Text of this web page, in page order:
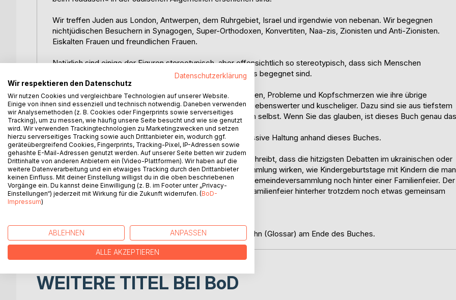
Wir treffen Juden aus London, Antwerpen, dem Ruhrgebiet, Israel und irgendwie von nebenan. Wir begegnen
nichtjüdischen Besuchern in Synagogen, Super-Orthodoxen, Konvertiten, Naa-zis, Zionisten und Anti-Zionisten.
Eiskalten Frauen und freundlichen Frauen.
Natürlich sind einige der Figuren stereotypisch, aber offensichtlich so stereotypisch, dass sich Menschen
wiedererkannt haben. Menschen, die dem Autoren niemals begegnet sind.
für Nichtjuden: Jüdische Familien haben die gleichen Sorgen, Probleme und Kopfschmerzen wie ihre übrige
Nachbarschaft – nur eben koscher und natürlich sehr viel liebenswerter und kuscheliger. Dazu sind sie aus tiefstem
Herzen religiös. Dass sie Klezmer hören, versteht sich von selbst. Wenn Sie das glauben, ist dieses Buch genau das
richtige für Sie.
Falls Sie das nicht annehmen: Überprüfen Sie Ihre progressive Haltung anhand dieses Buches.
für Juden: Es ist schon doch abgedroschen, wenn man schreibt, dass die hitzigsten Debatten im ukrainischen oder
italienischen Parlament gegenüber einer Gemeindeversammlung wirken, wie Kindergeburtstage mit Kindern die man
mit Beruhigungsmitteln vollgepumpt hat. Dabei steht die Gemeindeversammlung noch hinter einer Familienfeier. Der
einzige Unterschied scheint zu sein, dass man nach der Familienfeier hinterher trotzdem noch etwas gemeinsam
Begriffe aus dem jüdischen Leben erklärt der /das LexiKohn (Glossar) am Ende des Buches.
WEITERE TITEL BEI BoD
Datenschutzerklärung
Wir respektieren den Datenschutz
Wir nutzen Cookies und vergleichbare Technologien auf unserer Website.
Einige von ihnen sind essenziell und technisch notwendig. Daneben verwenden
wir Analysemethoden (z. B. Cookies oder Fingerprints sowie serverseitiges
Tracking), um zu messen, wie häufig unsere Seite besucht und wie sie genutzt
wird. Wir verwenden Trackingtechnologien zu Marketingzwecken und setzen
hierzu serverseitiges Tracking sowie auch Drittanbieter ein, wodurch ggf.
geräteübergreifend Cookies, Fingerprints, Tracking-Pixel, IP-Adressen sowie
gehashte E-Mail-Adressen genutzt werden. Auf unserer Seite betten wir zudem
Drittinhalte von anderen Anbietern ein (Video-Plattformen). Wir haben auf die
weitere Datenverarbeitung und ein etwaiges Tracking durch den Drittanbieter
keinen Einfluss. Mit deiner Einstellung willigst du in die oben beschriebenen
Vorgänge ein. Du kannst deine Einwilligung (z. B. im Footer unter „Privacy-
Einstellungen“) jederzeit mit Wirkung für die Zukunft widerrufen. (BoD-
Impressum)
ABLEHNEN ANPASSEN
ALLE AKZEPTIEREN